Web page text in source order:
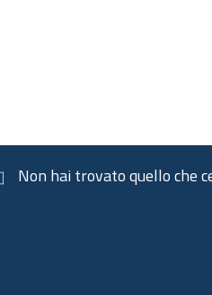
Non hai trovato quello che